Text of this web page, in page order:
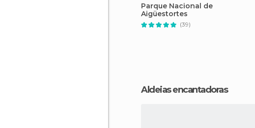
Parque Nacional de
Aigüestortes
(39)
Aldeias encantadoras